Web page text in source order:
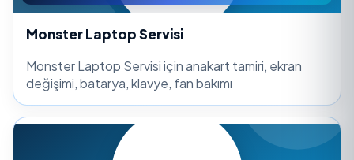
Monster Laptop Servisi
Monster Laptop Servisi için anakart tamiri, ekran
değişimi, batarya, klavye, fan bakımı